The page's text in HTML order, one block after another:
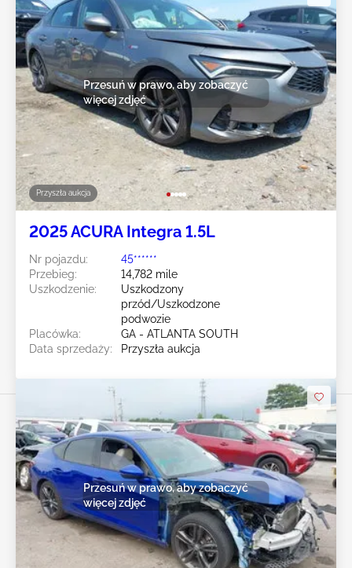
Przyszła aukcja
Przesuń w prawo, aby zobaczyć
więcej zdjęć
2025 ACURA Integra 1.5L
Nr pojazdu:
45******
Przebieg:
14,782 mile
Uszkodzenie:
Uszkodzony
przód/Uszkodzone
podwozie
Placówka:
GA - ATLANTA SOUTH
Data sprzedaży:
Przyszła aukcja
Przesuń w prawo, aby zobaczyć
więcej zdjęć